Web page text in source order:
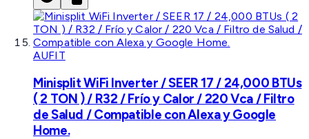
AUFIT
Minisplit WiFi Inverter / SEER 17 / 24,000 BTUs
( 2 TON ) / R32 / Frío y Calor / 220 Vca / Filtro
de Salud / Compatible con Alexa y Google
Home.